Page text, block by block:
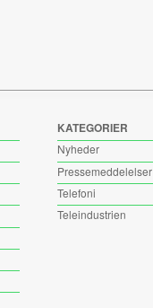
KATEGORIER
Nyheder
Pressemeddelelser
Telefoni
Teleindustrien